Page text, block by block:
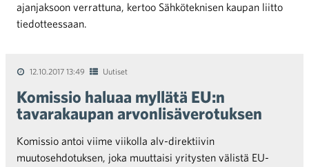
ajanjaksoon verrattuna, kertoo Sähköteknisen kaupan liitto
tiedotteessaan.
12.10.2017 13:49 Uutiset
Komissio haluaa myllätä EU:n
tavarakaupan arvonlisäverotuksen
Komissio antoi viime viikolla alv-direktiivin
muutosehdotuksen, joka muuttaisi yritysten välistä EU-